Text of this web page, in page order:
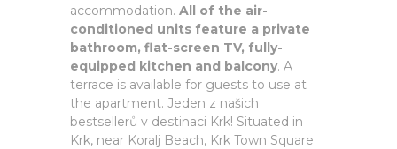
accommodation. All of the air-
conditioned units feature a private
bathroom, flat-screen TV, fully-
equipped kitchen and balcony. A
terrace is available for guests to use at
the apartment. Jeden z našich
bestsellerů v destinaci Krk! Situated in
Krk, near Koralj Beach, Krk Town Square